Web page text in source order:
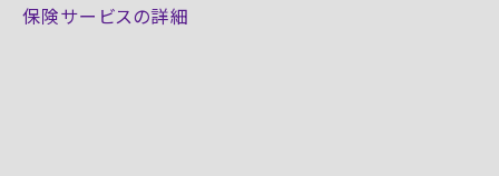
保険サービスの詳細